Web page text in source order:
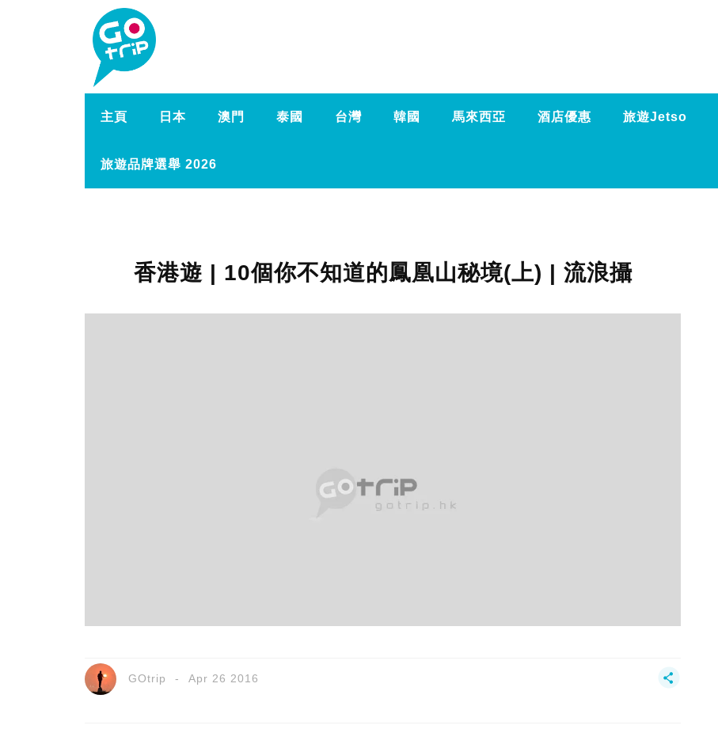
主頁 日本 澳門 泰國 台灣 韓國 馬來西亞 酒店優惠 旅遊Jetso
旅遊品牌選舉 2026
香港遊 | 10個你不知道的鳳凰山秘境(上) | 流浪攝
GOtrip Apr 26 2016